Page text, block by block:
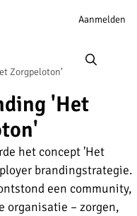
Account
Aanmelden
Zorgpeloton'
'Het
het concept 'Het
brandingstrategie.
een community,
organisatie – zorgen,